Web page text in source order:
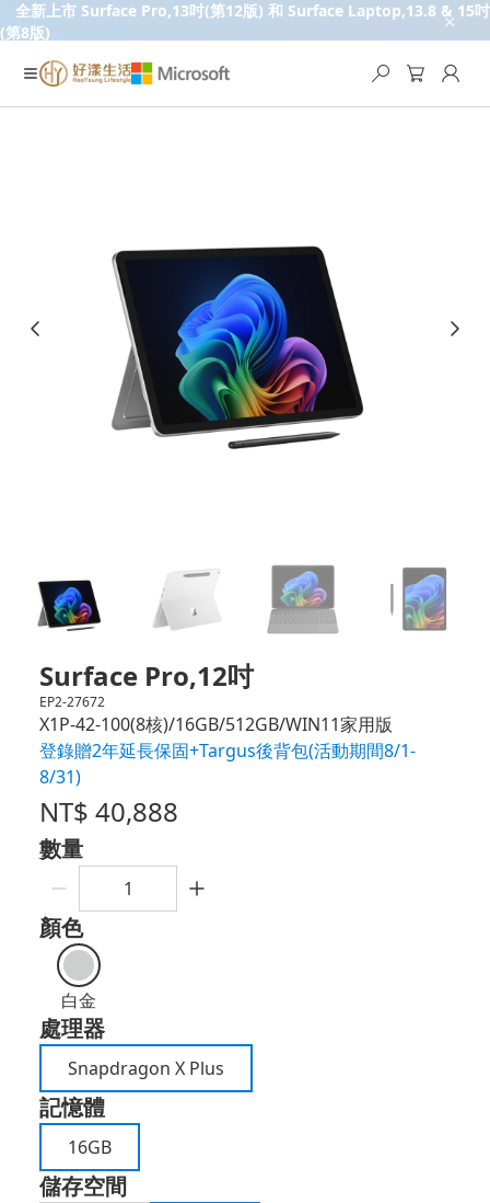
全新上市 Surface Pro,13吋(第12版) 和 Surface Laptop,13.8 & 15吋
(第8版)
Surface Pro,12吋
EP2-27672
X1P-42-100(8核)/16GB/512GB/WIN11家用版
登錄贈2年延長保固+Targus後背包(活動期間8/1-
8/31)
NT$ 40,888
數量
顏色
白金
處理器
Snapdragon X Plus
記憶體
16GB
儲存空間